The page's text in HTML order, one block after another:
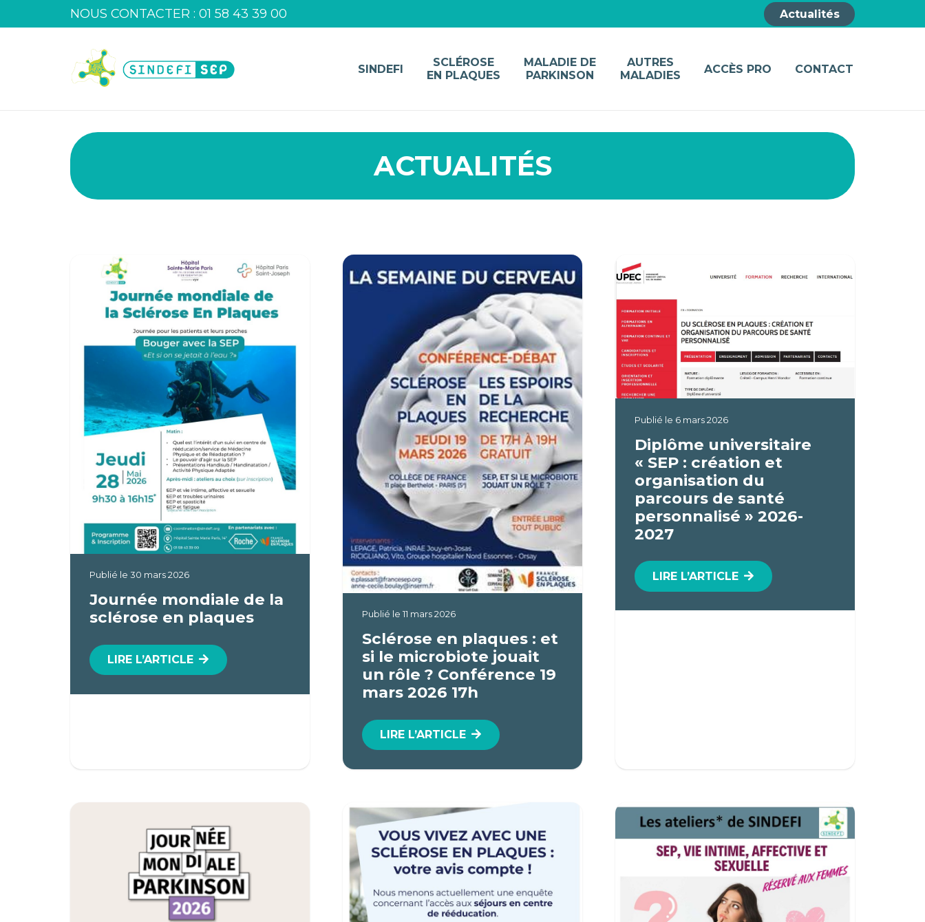
NOUS CONTACTER : 01 58 43 39 00 Actualités
SINDEFI
SCLÉROSE
EN PLAQUES
MALADIE DE
PARKINSON
AUTRES
MALADIES
ACCÈS PRO CONTACT
ACTUALITÉS
Publié le 30 mars 2026
Journée mondiale de la
sclérose en plaques
LIRE L’ARTICLE
Publié le 11 mars 2026
Sclérose en plaques : et
si le microbiote jouait
un rôle ? Conférence 19
mars 2026 17h
LIRE L’ARTICLE
Publié le 6 mars 2026
Diplôme universitaire
« SEP : création et
organisation du
parcours de santé
personnalisé » 2026-
2027
LIRE L’ARTICLE